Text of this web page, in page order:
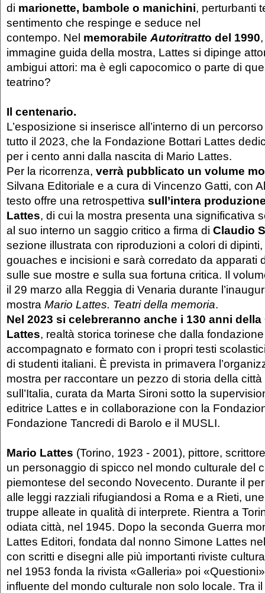
di marionette, bambole o manichini, perturbanti
sentimento che respinge e seduce nel
contempo. Nel memorabile Autoritratto del 1990
immagine guida della mostra, Lattes si dipinge
ambigui attori: ma è egli capocomico o parte di
teatrino?
Il centenario.
L’esposizione si inserisce all’interno di un
tutto il 2023, che la Fondazione Bottari Lattes
per i cento anni dalla nascita di Mario Lattes.
Per la ricorrenza, verrà pubblicato un volume
Silvana Editoriale e a cura di Vincenzo Gatti, con
testo offre una retrospettiva sull’intera
Lattes, di cui la mostra presenta una significativa
al suo interno un saggio critico a firma di Claudio
sezione illustrata con riproduzioni a colori di
gouaches e incisioni e sarà corredato da apparati
sulle sue mostre e sulla sua fortuna critica. Il
il 29 marzo alla Reggia di Venaria durante
mostra Mario Lattes. Teatri della memoria.
Nel 2023 si celebreranno anche i 130 anni
Lattes, realtà storica torinese che dalla
accompagnato e formato con i propri testi
di studenti italiani. È prevista in primavera
mostra per raccontare un pezzo di storia della
sull’Italia, curata da Marta Sironi sotto la
editrice Lattes e in collaborazione con la
Fondazione Tancredi di Barolo e il MUSLI.
Mario Lattes (Torino, 1923 - 2001), pittore,
un personaggio di spicco nel mondo culturale del
piemontese del secondo Novecento. Durante il
alle leggi razziali rifugiandosi a Roma e a Rieti,
truppe alleate in qualità di interprete. Rientra a
odiata città, nel 1945. Dopo la seconda Guerra
Lattes Editori, fondata dal nonno Simone Lattes
con scritti e disegni alle più importanti riviste
nel 1953 fonda la rivista «Galleria» poi
influente del mondo culturale non solo locale. Tra